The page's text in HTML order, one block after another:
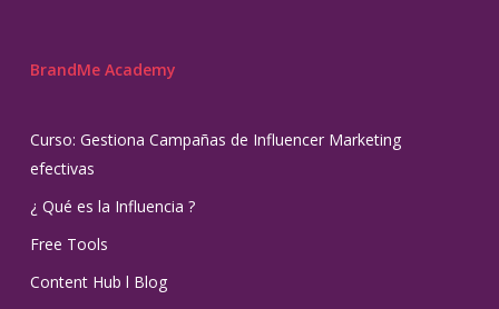
BrandMe Academy
Curso: Gestiona Campañas de Influencer Marketing
efectivas
¿ Qué es la Influencia ?
Free Tools
Content Hub l Blog